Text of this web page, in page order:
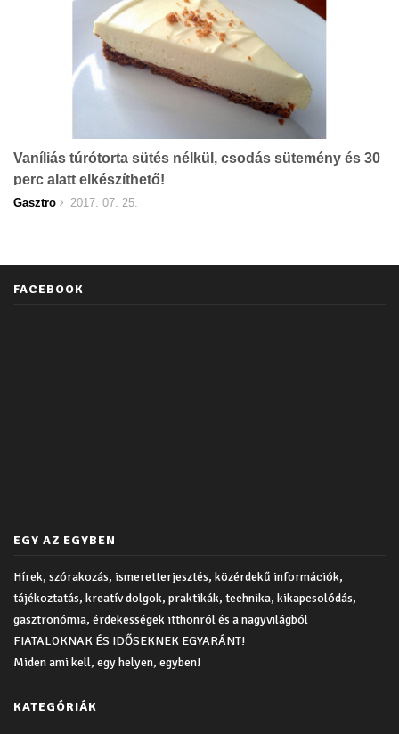
Vaníliás túrótorta sütés nélkül, csodás sütemény és 30
perc alatt elkészíthető!
Gasztro 2017. 07. 25.
FACEBOOK
EGY AZ EGYBEN
Hírek, szórakozás, ismeretterjesztés, közérdekű információk,
tájékoztatás, kreatív dolgok, praktikák, technika, kikapcsolódás,
gasztronómia, érdekességek itthonról és a nagyvilágból
FIATALOKNAK ÉS IDŐSEKNEK EGYARÁNT!
Miden ami kell, egy helyen, egyben!
KATEGÓRIÁK